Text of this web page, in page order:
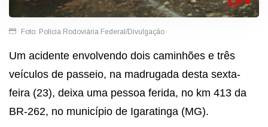
Foto: Polícia Rodoviária Federal/Divulgação
Um acidente envolvendo dois caminhões e três
veículos de passeio, na madrugada desta sexta-
feira (23), deixa uma pessoa ferida, no km 413 da
BR-262, no município de Igaratinga (MG).